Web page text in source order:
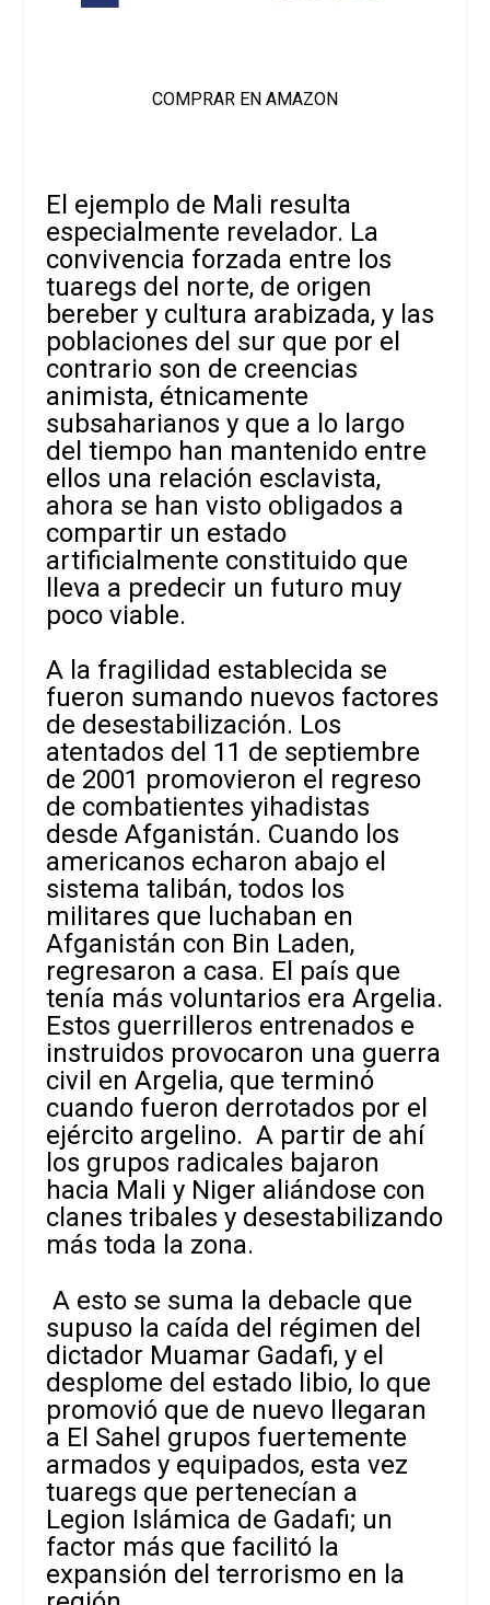
COMPRAR EN AMAZON
El ejemplo de Mali resulta
especialmente revelador. La
convivencia forzada entre los
tuaregs del norte, de origen
bereber y cultura arabizada, y las
poblaciones del sur que por el
contrario son de creencias
animista, étnicamente
subsaharianos y que a lo largo
del tiempo han mantenido entre
ellos una relación esclavista,
ahora se han visto obligados a
compartir un estado
artificialmente constituido que
lleva a predecir un futuro muy
poco viable.
A la fragilidad establecida se
fueron sumando nuevos factores
de desestabilización. Los
atentados del 11 de septiembre
de 2001 promovieron el regreso
de combatientes yihadistas
desde Afganistán. Cuando los
americanos echaron abajo el
sistema talibán, todos los
militares que luchaban en
Afganistán con Bin Laden,
regresaron a casa. El país que
tenía más voluntarios era Argelia.
Estos guerrilleros entrenados e
instruidos provocaron una guerra
civil en Argelia, que terminó
cuando fueron derrotados por el
ejército argelino. A partir de ahí
los grupos radicales bajaron
hacia Mali y Niger aliándose con
clanes tribales y desestabilizando
más toda la zona.
A esto se suma la debacle que
supuso la caída del régimen del
dictador Muamar Gadafi, y el
desplome del estado libio, lo que
promovió que de nuevo llegaran
a El Sahel grupos fuertemente
armados y equipados, esta vez
tuaregs que pertenecían a
Legion Islámica de Gadafi; un
factor más que facilitó la
expansión del terrorismo en la